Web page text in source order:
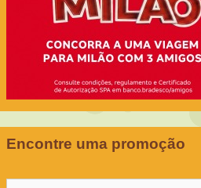
Encontre uma promoção